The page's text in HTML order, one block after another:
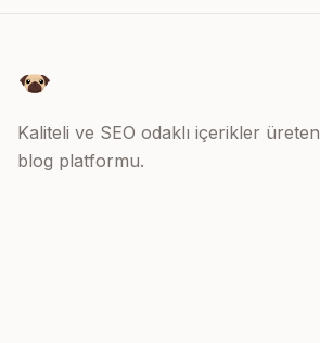
Kaliteli ve SEO odaklı içerikler üreten
blog platformu.